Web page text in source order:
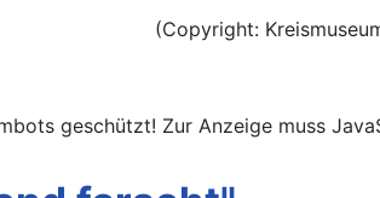
(Copyright:
geschützt! Zur Anzeige muss